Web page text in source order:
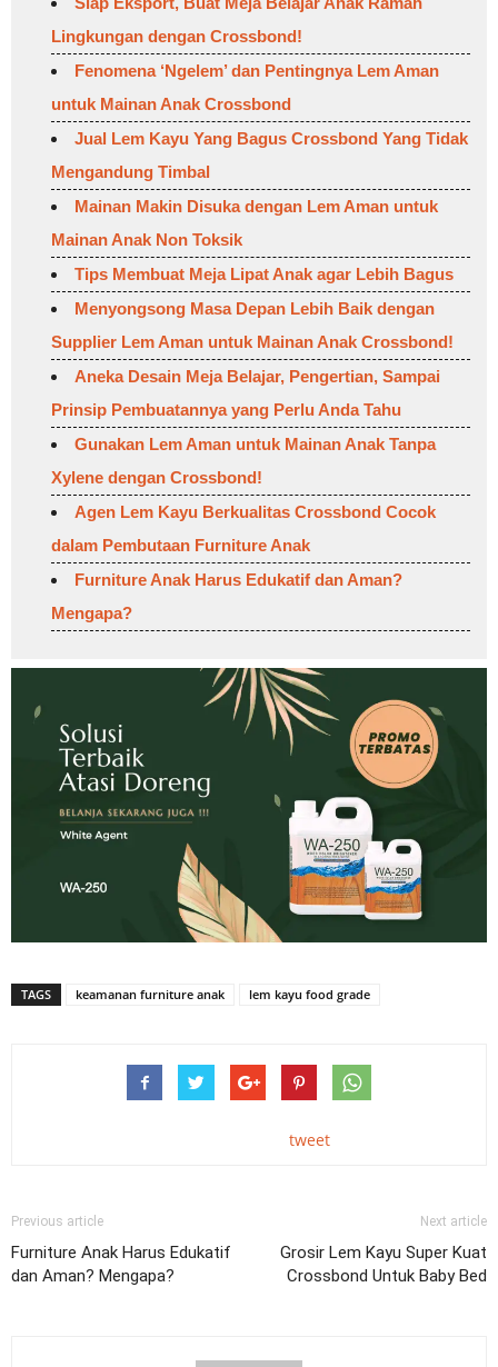
Lingkungan dengan Crossbond!
Fenomena ‘Ngelem’ dan Pentingnya Lem Aman
untuk Mainan Anak Crossbond
Jual Lem Kayu Yang Bagus Crossbond Yang Tidak
Mengandung Timbal
Mainan Makin Disuka dengan Lem Aman untuk
Mainan Anak Non Toksik
Tips Membuat Meja Lipat Anak agar Lebih Bagus
Menyongsong Masa Depan Lebih Baik dengan
Supplier Lem Aman untuk Mainan Anak Crossbond!
Aneka Desain Meja Belajar, Pengertian, Sampai
Prinsip Pembuatannya yang Perlu Anda Tahu
Gunakan Lem Aman untuk Mainan Anak Tanpa
Xylene dengan Crossbond!
Agen Lem Kayu Berkualitas Crossbond Cocok
dalam Pembutaan Furniture Anak
Furniture Anak Harus Edukatif dan Aman?
Mengapa?
TAGS keamanan furniture anak lem kayu food grade
tweet
Previous article
Furniture Anak Harus Edukatif
dan Aman? Mengapa?
Next article
Grosir Lem Kayu Super Kuat
Crossbond Untuk Baby Bed